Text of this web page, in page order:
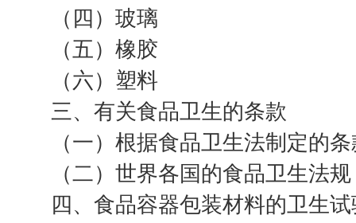
（四）玻璃
（五）橡胶
（六）塑料
三、有关食品卫生的条款
（一）根据食品卫生法制定的
（二）世界各国的食品卫生法规
四、食品容器包装材料的卫生